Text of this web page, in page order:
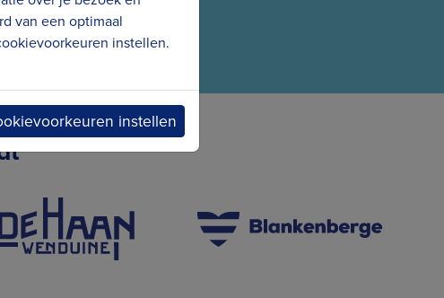
van een optimaal
instellen.
instellen